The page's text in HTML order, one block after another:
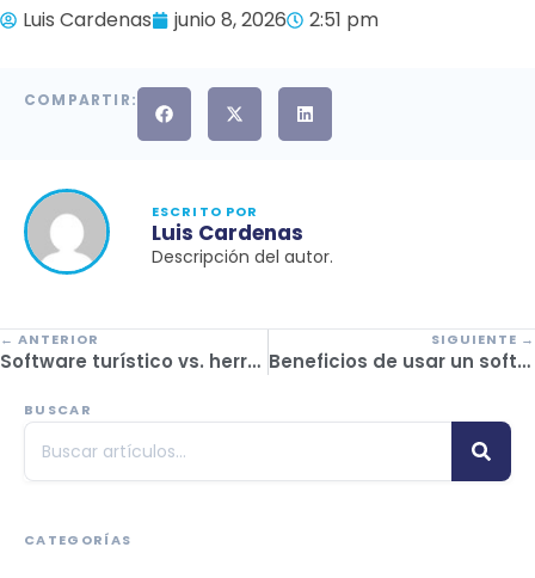
Luis Cardenas junio 8, 2026 2:51 pm
COMPARTIR:
ESCRITO POR
Luis Cardenas
Descripción del autor.
← ANTERIOR
Software turístico vs. herramientas genéricas: qué cambia en tu operación
SIGUIENTE →
Beneficios de usar un software para viajes corporativos en agencias medianas y grandes
BUSCAR
CATEGORÍAS